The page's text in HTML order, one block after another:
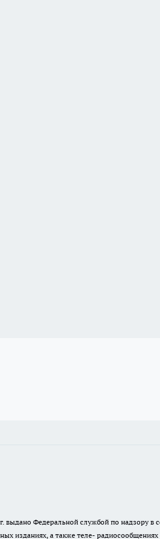
г. выдано Федеральной службой по
изданиях, а также теле-